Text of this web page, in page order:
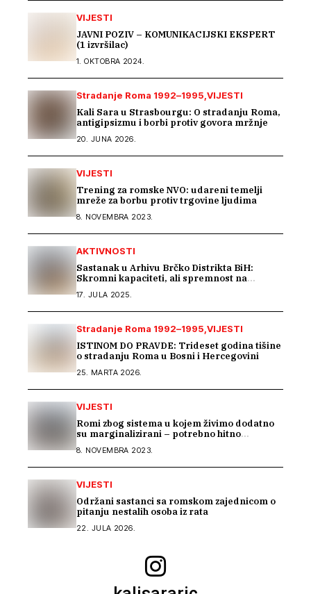
VIJESTI
JAVNI POZIV – KOMUNIKACIJSKI EKSPERT
(1 izvršilac)
1. OKTOBRA 2024.
Stradanje Roma 1992–1995 VIJESTI
Kali Sara u Strasbourgu: O stradanju Roma,
antigipsizmu i borbi protiv govora mržnje
20. JUNA 2026.
VIJESTI
Trening za romske NVO: udareni temelji
mreže za borbu protiv trgovine ljudima
8. NOVEMBRA 2023.
AKTIVNOSTI
Sastanak u Arhivu Brčko Distrikta BiH:
Skromni kapaciteti, ali spremnost na
Kali Sara
17. JULA 2025.
Stradanje Roma 1992–1995 VIJESTI
ISTINOM DO PRAVDE: Trideset godina tišine
o stradanju Roma u Bosni i Hercegovini
25. MARTA 2026.
VIJESTI
Romi zbog sistema u kojem živimo dodatno
su marginalizirani – potrebno hitno
nivou BiH
8. NOVEMBRA 2023.
VIJESTI
Održani sastanci sa romskom zajednicom o
pitanju nestalih osoba iz rata
22. JULA 2026.